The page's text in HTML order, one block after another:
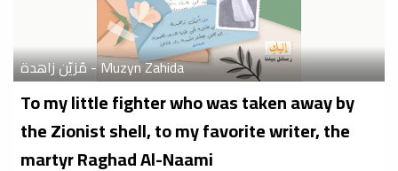
مُزيّن زاهدة - Muzyn Zahida
To my little fighter who was taken away by
the Zionist shell, to my favorite writer, the
martyr Raghad Al-Naami